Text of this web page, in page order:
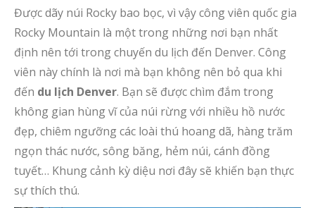
Được dãy núi Rocky bao bọc, vì vậy công viên quốc gia
Rocky Mountain là một trong những nơi bạn nhất
định nên tới trong chuyến du lịch đến Denver. Công
viên này chính là nơi mà bạn không nên bỏ qua khi
đến du lịch Denver. Bạn sẽ được chìm đắm trong
không gian hùng vĩ của núi rừng với nhiều hồ nước
đẹp, chiêm ngưỡng các loài thú hoang dã, hàng trăm
ngọn thác nước, sông băng, hẻm núi, cánh đồng
tuyết… Khung cảnh kỳ diệu nơi đây sẽ khiến bạn thực
sự thích thú.